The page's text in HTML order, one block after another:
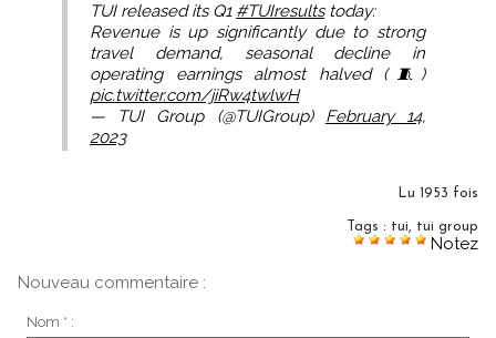
TUI released its Q1 #TUIresultstoday:
Revenue is up significantly due to strong
travel demand, seasonal decline in
operating earnings almost halved (🧵)
pic.twitter.com/jiRw4twlwH
— TUI Group (@TUIGroup) February 14,
2023
Lu 1953 fois
Tags : tui, tui group
Notez
Nouveau commentaire :
Nom * :